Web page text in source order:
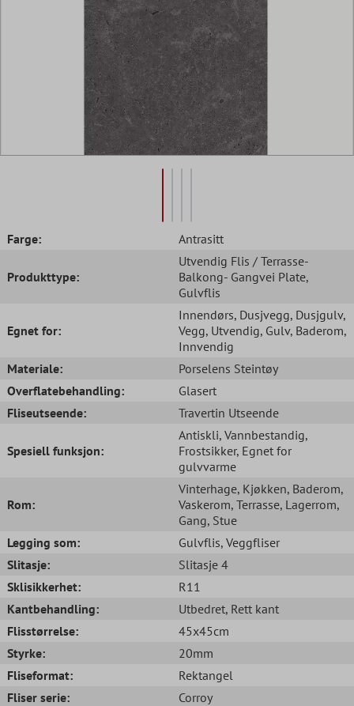
Farge: Antrasitt
Produkttype:
Utvendig Flis / Terrasse-
Balkong- Gangvei Plate,
Gulvflis
Egnet for:
Innendørs, Dusjvegg, Dusjgulv,
Vegg, Utvendig, Gulv, Baderom,
Innvendig
Materiale:
Porselens Steintøy
Overflatebehandling:
Glasert
Fliseutseende:
Travertin Utseende
Spesiell funksjon:
Antiskli, Vannbestandig,
Frostsikker, Egnet for
gulvvarme
Rom:
Vinterhage, Kjøkken, Baderom,
Vaskerom, Terrasse, Lagerrom,
Gang, Stue
Legging som:
Gulvflis, Veggfliser
Slitasje:
Slitasje 4
Sklisikkerhet:
R11
Kantbehandling:
Utbedret, Rett kant
Flisstørrelse:
45x45cm
Styrke:
20mm
Fliseformat:
Rektangel
Fliser serie:
Corroy